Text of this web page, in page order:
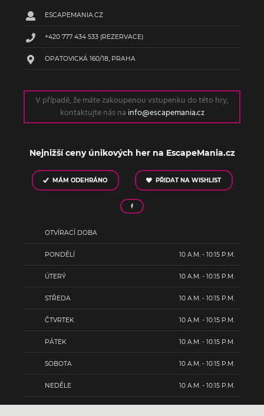
ESCAPEMANIA.CZ
+420 777 434 533 (REZERVACE)
OPATOVICKÁ 160/18, PRAHA
V případě, že máte zakoupenou vstupenku do této hry,
kontaktujte nás na info@escapemania.cz
Nejnižší ceny únikových her na EscapeMania.cz
MÁM ODEHRÁNO PŘIDAT NA WISHLIST
OTVÍRACÍ DOBA
PONDĚLÍ 10 A.M. - 10:15 P.M.
ÚTERÝ 10 A.M. - 10:15 P.M.
STŘEDA 10 A.M. - 10:15 P.M.
ČTVRTEK 10 A.M. - 10:15 P.M.
PÁTEK 10 A.M. - 10:15 P.M.
SOBOTA 10 A.M. - 10:15 P.M.
NEDĚLE 10 A.M. - 10:15 P.M.